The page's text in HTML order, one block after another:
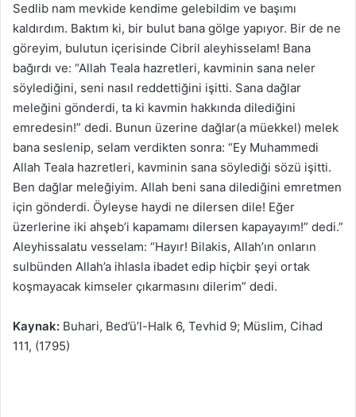
Sedlib nam mevkide kendime gelebildim ve başımı
kaldırdım. Baktım ki, bir bulut bana gölge yapıyor. Bir de ne
göreyim, bulutun içerisinde Cibril aleyhisselam! Bana
bağırdı ve: “Allah Teala hazretleri, kavminin sana neler
söylediğini, seni nasıl reddettiğini işitti. Sana dağlar
meleğini gönderdi, ta ki kavmin hakkında dilediğini
emredesin!” dedi. Bunun üzerine dağlar(a müekkel) melek
bana seslenip, selam verdikten sonra: “Ey Muhammedi
Allah Teala hazretleri, kavminin sana söylediği sözü işitti.
Ben dağlar meleğiyim. Allah beni sana dilediğini emretmen
için gönderdi. Öyleyse haydi ne dilersen dile! Eğer
üzerlerine iki ahşeb’i kapamamı dilersen kapayayım!” dedi.”
Aleyhissalatu vesselam: “Hayır! Bilakis, Allah’ın onların
sulbünden Allah’a ihlasla ibadet edip hiçbir şeyi ortak
koşmayacak kimseler çıkarmasını dilerim” dedi.
Kaynak: Buhari, Bed’ü’l-Halk 6, Tevhid 9; Müslim, Cihad
111, (1795)